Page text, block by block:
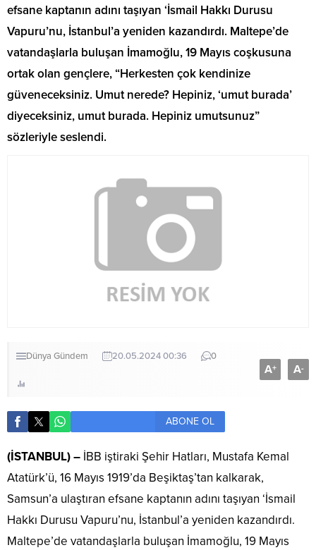
efsane kaptanın adını taşıyan ‘İsmail Hakkı Durusu
Vapuru’nu, İstanbul’a yeniden kazandırdı. Maltepe’de
vatandaşlarla buluşan İmamoğlu, 19 Mayıs coşkusuna
ortak olan gençlere, “Herkesten çok kendinize
güveneceksiniz. Umut nerede? Hepiniz, ‘umut burada’
diyeceksiniz, umut burada. Hepiniz umutsunuz”
sözleriyle seslendi.
Dünya Gündem 20.05.2024 00:36 0
A+ A-
ABONE OL
(İSTANBUL) – İBB iştiraki Şehir Hatları, Mustafa Kemal
Atatürk’ü, 16 Mayıs 1919’da Beşiktaş’tan kalkarak,
Samsun’a ulaştıran efsane kaptanın adını taşıyan ‘İsmail
Hakkı Durusu Vapuru’nu, İstanbul’a yeniden kazandırdı.
Maltepe’de vatandaşlarla buluşan İmamoğlu, 19 Mayıs